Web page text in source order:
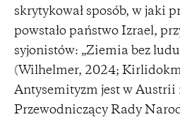
skrytykował sposób, w jaki
powstało państwo Izrael,
syjonistów: „Ziemia bez
(Wilhelmer, 2024;
Antysemityzm jest w Austrii
Przewodniczący Rady